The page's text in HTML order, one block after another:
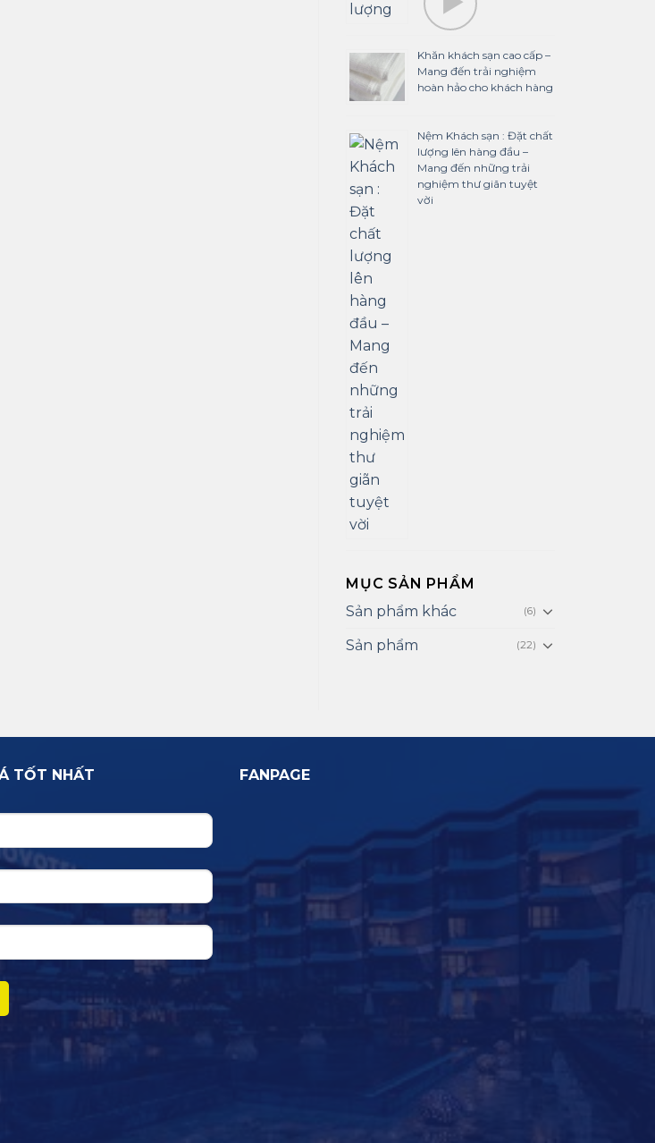
Khăn khách sạn cao cấp –
Mang đến trải nghiệm
hoàn hảo cho khách hàng
Nệm Khách sạn : Đặt chất
lượng lên hàng đầu –
Mang đến những trải
nghiệm thư giãn tuyệt
vời
MỤC SẢN PHẨM
Sản phẩm khác
(6)
Sản phẩm (22)
TỐT NHẤT FANPAGE